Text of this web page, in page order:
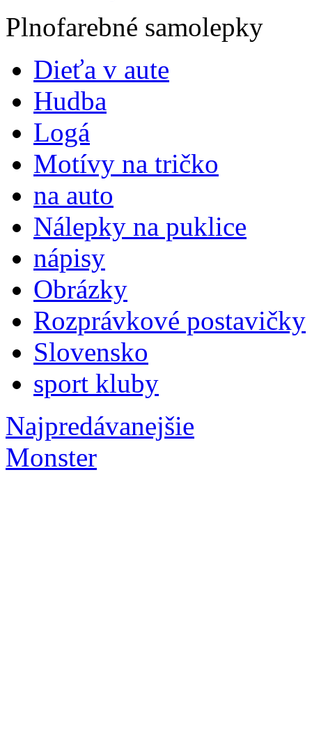
Plnofarebné samolepky
Dieťa v aute
Hudba
Logá
Motívy na tričko
na auto
Nálepky na puklice
nápisy
Obrázky
Rozprávkové postavičky
Slovensko
sport kluby
Najpredávanejšie
Monster